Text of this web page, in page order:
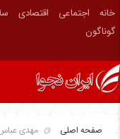
خانه اجتماعی اقتصادی
گوناگون
صفحه اصلی مهدی